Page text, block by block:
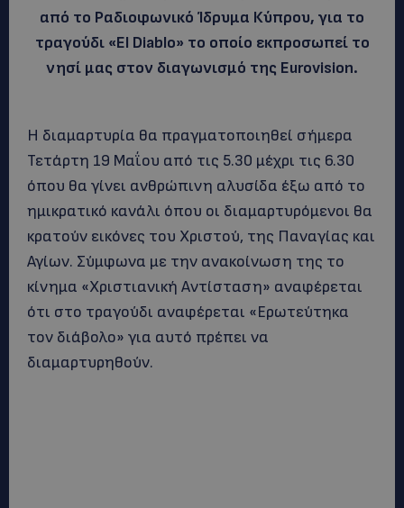
από το Ραδιοφωνικό Ίδρυμα Κύπρου, για το
τραγούδι «El Diablo» το οποίο εκπροσωπεί το
νησί μας στον διαγωνισμό της Eurovision.
Η διαμαρτυρία θα πραγματοποιηθεί σήμερα
Τετάρτη 19 Μαΐου από τις 5.30 μέχρι τις 6.30
όπου θα γίνει ανθρώπινη αλυσίδα έξω από το
ημικρατικό κανάλι όπου οι διαμαρτυρόμενοι θα
κρατούν εικόνες του Χριστού, της Παναγίας και
Αγίων. Σύμφωνα με την ανακοίνωση της το
κίνημα «Χριστιανική Αντίσταση» αναφέρεται
ότι στο τραγούδι αναφέρεται «Ερωτεύτηκα
τον διάβολο» για αυτό πρέπει να
διαμαρτυρηθούν.